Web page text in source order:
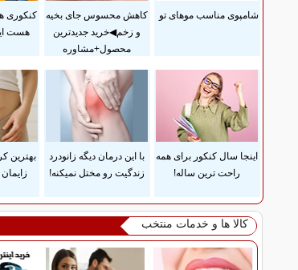
شامپوی مناسب موهای تو
کاهش محسوس جای بخیه
و زخم◀خرید جدیدترین
محصول+مشاوره
کنکوری
هست
اینجا سال کنکور برای همه
راحت ترین ساله!
با این درمان دیگه زانودرد
زندگیت رو مختل نمیکنه!
بهترین
کالا ها و خدمات منتخب